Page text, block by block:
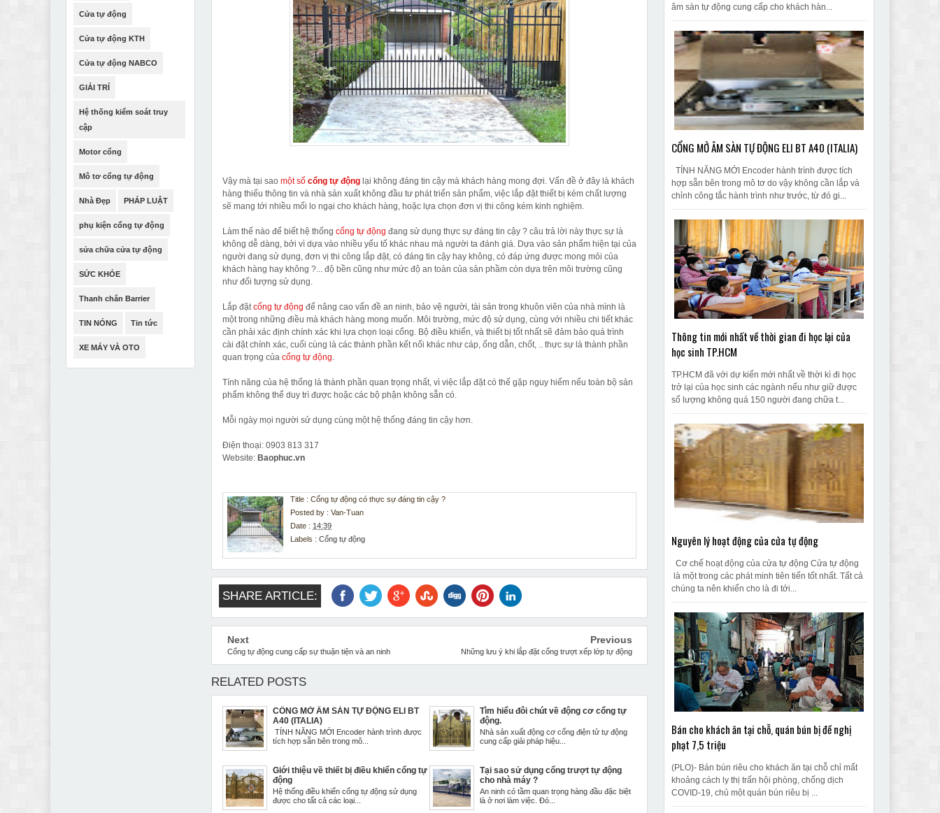
Vậy mà tại saomột sốcổng tự động lại không đáng tin cậy mà khách hàng mong đợi. Vấn đề ở đây là khách
hàng thiếu thông tin và nhà sản xuất không đầu tư phát triển sản phẩm, việc lắp đặt thiết bị kém chất lượng
sẽ mang tới nhiều mối lo ngại cho khách hàng, hoặc lựa chọn đơn vị thi công kém kinh nghiệm.
Làm thế nào để biết hệ thốngcổng tự động đang sử dụng thực sự đáng tin cậy ? câu trả lời này thực sự là
không dễ dàng, bởi vì dựa vào nhiều yếu tố khác nhau mà người ta đánh giá. Dựa vào sản phẩm hiện tại của
người đang sử dụng, đơn vị thi công lắp đặt, có đáng tin cậy hay không, có đáp ứng được mong mỏi của
khách hàng hay không ?... độ bền cũng như mức độ an toàn của sản phầm còn dựa trên môi trường cũng
như đối tượng sử dụng.
Lắp đặtcổng tự động để nâng cao vấn đề an ninh, bảo vệ người, tài sản trong khuôn viên của nhà mình là
một trong những điều mà khách hàng mong muốn. Môi trường, mức độ sử dụng, cùng với nhiều chi tiết khác
cần phải xác định chính xác khi lựa chọn loại cổng. Bộ điều khiển, và thiết bị tốt nhất sẽ đảm bảo quá trình
cài đặt chính xác, cuối cùng là các thành phần kết nối khác như cáp, ống dẫn, chốt, .. thực sự là thành phần
quan trọng củacổng tự động.
Tính năng của hệ thống là thành phần quan trọng nhất, vì việc lắp đặt có thể gặp nguy hiểm nếu toàn bộ sản
phẩm không thể duy trì được hoặc các bộ phận không sẵn có.
Mỗi ngày mọi người sử dụng cùng một hệ thống đáng tin cậy hơn.
Điện thoại: 0903 813 317
Website: Baophuc.vn
Title : Cổng tự động có thực sự đáng tin cậy ?
Posted by :Van-Tuan
Date : 14:39
Labels :Cổng tự động
SHARE ARTICLE:
Next
Cổng tự động cung cấp sự thuận tiện và an ninh
Previous
Những lưu ý khi lắp đặt cổng trượt xếp lớp tự động
RELATED POSTS
CỔNG MỞ ÂM SÀN TỰ ĐỘNG ELI BT
A40 (ITALIA)
TÍNH NĂNG MỚI Encoder hành trình được
tích hợp sẵn bên trong mô...
Tìm hiểu đôi chút về động cơ cổng tự
động.
Nhà sản xuất động cơ cổng điện tử tự động
cung cấp giải pháp hiệu...
Giới thiệu về thiết bị điều khiển cổng tự
động
Hệ thống điều khiển cổng tự động sử dụng
được cho tất cả các loại...
Tại sao sử dụng cổng trượt tự động
cho nhà máy ?
An ninh có tầm quan trọng hàng đầu đặc biệt
là ở nơi làm việc. Đó...
Cửa tự động
Cửa tự động KTH
Cửa tự động NABCO
GIẢI TRÍ
Hệ thống kiểm soát truy
cập
Motor cổng
Mô tơ cổng tự động
Nhà Đẹp PHÁP LUẬT
phụ kiện cổng tự động
sửa chữa cửa tự động
SỨC KHỎE
Thanh chắn Barrier
TIN NÓNG Tin tức
XE MÁY VÀ OTO
âm sàn tự động cung cấp cho khách hàn...
CỔNG MỞ ÂM SÀN TỰ ĐỘNG ELI BT A40 (ITALIA)
TÍNH NĂNG MỚI Encoder hành trình được tích
hợp sẵn bên trong mô tơ do vậy không cần lắp và
chỉnh công tắc hành trình như trước, từ đó gi...
Thông tin mới nhất về thời gian đi học lại của
học sinh TP.HCM
TP.HCM đã với dự kiến mới nhất về thời kì đi học
trở lại của học sinh các ngành nếu như giữ được
số lượng không quá 150 người đang chữa t...
Nguyên lý hoạt động của cửa tự động
Cơ chế hoạt động của cửa tự động Cửa tự động
là một trong các phát minh tiên tiến tốt nhất. Tất cả
chúng ta nên khiến cho là đi tới...
Bán cho khách ăn tại chỗ, quán bún bị đề nghị
phạt 7,5 triệu
(PLO)- Bán bún riêu cho khách ăn tại chỗ chỉ mất
khoảng cách ly thị trấn hội phòng, chống dịch
COVID-19, chủ một quán bún riêu bị ...